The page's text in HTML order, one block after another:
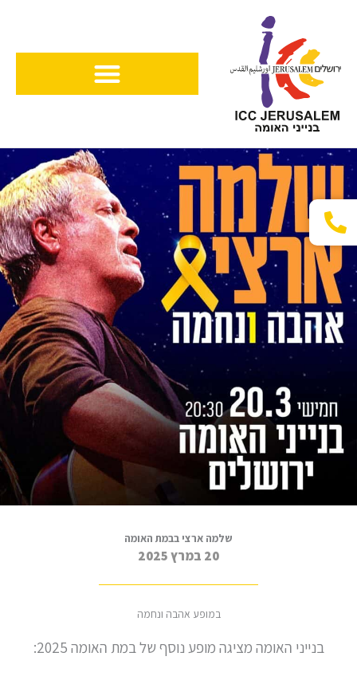
שלמה ארצי בבמת האומה
20 במרץ 2025
במופע אהבה ונחמה
בנייני האומה מציגה מופע נוסף של במת האומה 2025: